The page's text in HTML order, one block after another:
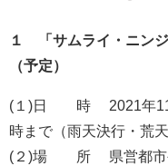
１ 「サムライ・ニン
（予定）
(１)日 時 2021年11
時まで（雨天決行・荒天
(２)場 所 県営都市